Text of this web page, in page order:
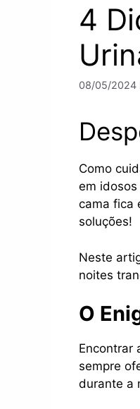
4
08/05/2024
Como
em
cama fica
soluções!
Neste
noites
O
Encontrar
sempre
durante a